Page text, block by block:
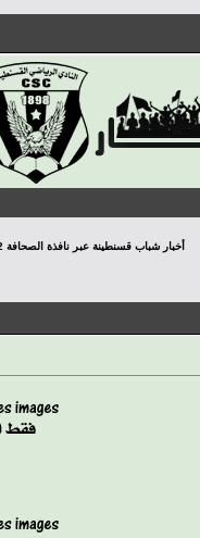
: أخبار شباب قسنطينة عبر نافذة الصحافة 07/07/2012